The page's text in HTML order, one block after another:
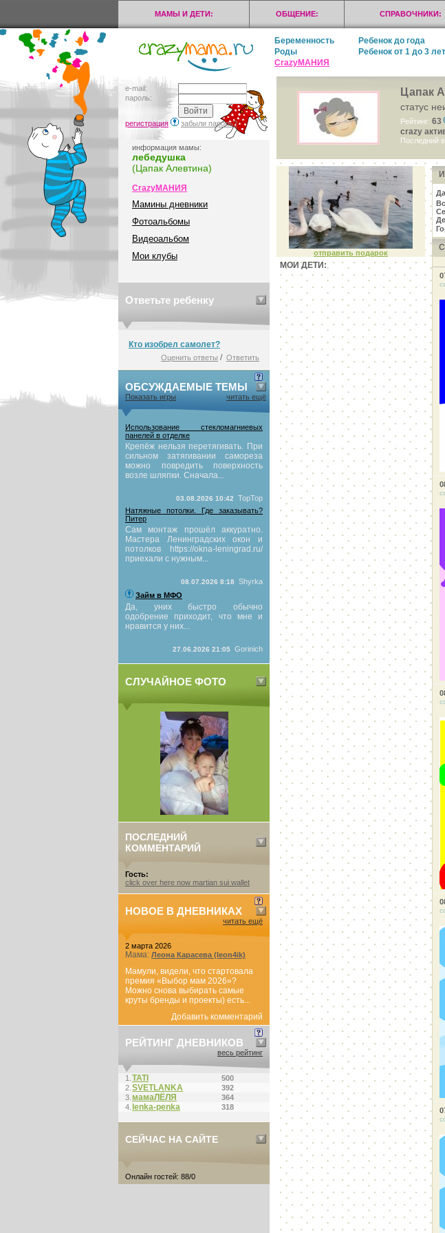
МАМЫ И ДЕТИ: ОБЩЕНИЕ: СПРАВОЧНИКИ:
Беременность Ребенок до года
Роды
Ребенок от 1 до 3 лет
CrazyМАНИЯ
e-mail:
пароль:
регистрация забыли пароль?
информация мамы:
лебедушка
(Цапак Алевтина)
CrazyМАНИЯ
Мамины дневники
Фотоальбомы
Видеоальбом
Мои клубы
Ответьте ребенку
Кто изобрел самолет?
Оценить ответы / Ответить
ОБСУЖДАЕМЫЕ ТЕМЫ
Показать игры читать ещё
Использование стекломагниевых
панелей в отделке
Крепёж нельзя перетягивать. При
сильном затягивании самореза
можно повредить поверхность
возле шляпки. Сначала...
03.08.2026 10:42
TopTop
Натяжные потолки. Где заказывать?
Питер
Сам монтаж прошёл аккуратно.
Мастера Ленинградских окон и
потолков https://okna-leningrad.ru/
приехали с нужным...
08.07.2026 8:18
Shyrka
Займ в МФО
Да, уних быстро обычно
одобрение приходит, что мне и
нравится у них...
27.06.2026 21:05 Gorinich
СЛУЧАЙНОЕ ФОТО
ПОСЛЕДНИЙ
КОММЕНТАРИЙ
Гость:
click over here now martian sui wallet
НОВОЕ В ДНЕВНИКАХ
читать ещё
2 марта 2026
Мама: Леона Карасева (leon4ik)
Мамули, видели, что стартовала
премия «Выбор мам 2026»?
Можно снова выбирать самые
круты бренды и проекты) есть...
Добавить комментарий
РЕЙТИНГ ДНЕВНИКОВ
весь рейтинг
1. ТАТI
500
2. SVETLANKA
392
3. мамаЛЁЛЯ
364
4. lenka-penka 318
СЕЙЧАС НА САЙТЕ
Онлайн гостей: 88/0
Цапак
статус
Рейтинг: 63
crazy
Последний
отправить подарок
МОИ ДЕТИ: